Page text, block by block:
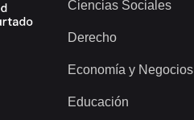
Ciencias Sociales
Derecho
Economía y Negocios
Educación